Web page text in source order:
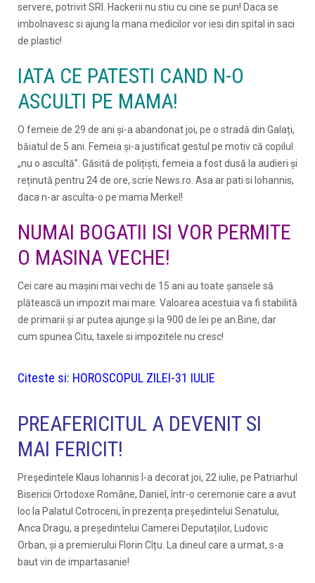
servere, potrivit SRI. Hackerii nu stiu cu cine se pun! Daca se
imbolnavesc si ajung la mana medicilor vor iesi din spital in saci
de plastic!
IATA CE PATESTI CAND N-O
ASCULTI PE MAMA!
O femeie de 29 de ani și-a abandonat joi, pe o stradă din Galați,
băiatul de 5 ani. Femeia și-a justificat gestul pe motiv că copilul
„nu o ascultă”. Găsită de polițiști, femeia a fost dusă la audieri și
reținută pentru 24 de ore, scrie News.ro. Asa ar pati si Iohannis,
daca n-ar asculta-o pe mama Merkel!
NUMAI BOGATII ISI VOR PERMITE
O MASINA VECHE!
Cei care au maşini mai vechi de 15 ani au toate şansele să
plătească un impozit mai mare. Valoarea acestuia va fi stabilită
de primarii şi ar putea ajunge şi la 900 de lei pe an.Bine, dar
cum spunea Citu, taxele si impozitele nu cresc!
Citeste si: HOROSCOPUL ZILEI-31 IULIE
PREAFERICITUL A DEVENIT SI
MAI FERICIT!
Preşedintele Klaus Iohannis l-a decorat joi, 22 iulie, pe Patriarhul
Bisericii Ortodoxe Române, Daniel, într-o ceremonie care a avut
loc la Palatul Cotroceni, în prezența președintelui Senatului,
Anca Dragu, a președintelui Camerei Deputaților, Ludovic
Orban, și a premierului Florin Cîțu. La dineul care a urmat, s-a
baut vin de impartasanie!